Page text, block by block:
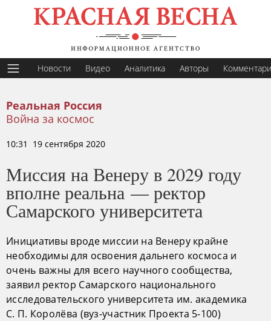
Новости Видео Аналитика Авторы
Реальная Россия
Война за космос
10:31 19 сентября 2020
Миссия на Венеру в 2029 году
вполне реальна — ректор
Самарского университета
Инициативы вроде миссии на Венеру крайне
необходимы для освоения дальнего космоса и
очень важны для всего научного сообщества,
заявил ректор Самарского национального
исследовательского университета им. академика
С. П. Королёва (вуз-участник Проекта 5-100)